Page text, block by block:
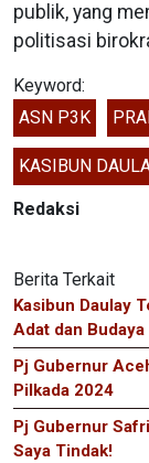
publik, yang
politisasi
Keyword:
ASN P3K
KASIBUN
Redaksi
Berita Terkait
Kasibun Daulay
Adat dan Budaya
Pj Gubernur
Pilkada 2024
Pj Gubernur
Saya Tindak!